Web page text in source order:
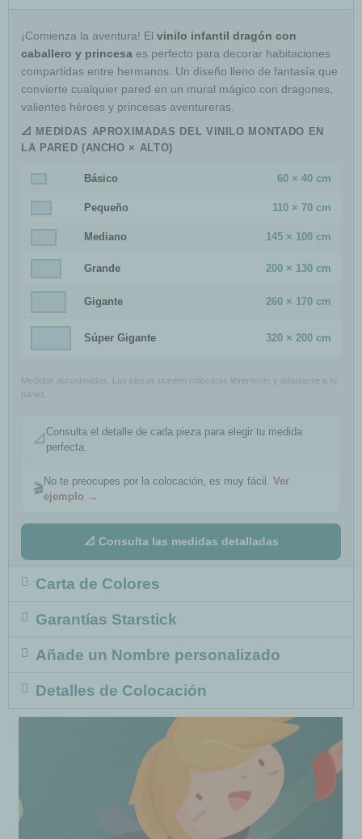
¡Comienza la aventura! El vinilo infantil dragón con
caballero y princesa es perfecto para decorar habitaciones
compartidas entre hermanos. Un diseño lleno de fantasía que
convierte cualquier pared en un mural mágico con dragones,
valientes héroes y princesas aventureras.
📐 MEDIDAS APROXIMADAS DEL VINILO MONTADO EN
LA PARED (ANCHO × ALTO)
Básico 60 × 40 cm
Pequeño 110 × 70 cm
Mediano 145 × 100 cm
Grande 200 × 130 cm
Gigante 260 × 170 cm
Súper Gigante 320 × 200 cm
Medidas aproximadas. Las piezas pueden colocarse libremente y adaptarse a tu
pared.
📐
Consulta el detalle de cada pieza para elegir tu medida
perfecta.
🎬
No te preocupes por la colocación, es muy fácil. Ver
ejemplo →
📐 Consulta las medidas detalladas
Carta de Colores
Garantías Starstick
Añade un Nombre personalizado
Detalles de Colocación